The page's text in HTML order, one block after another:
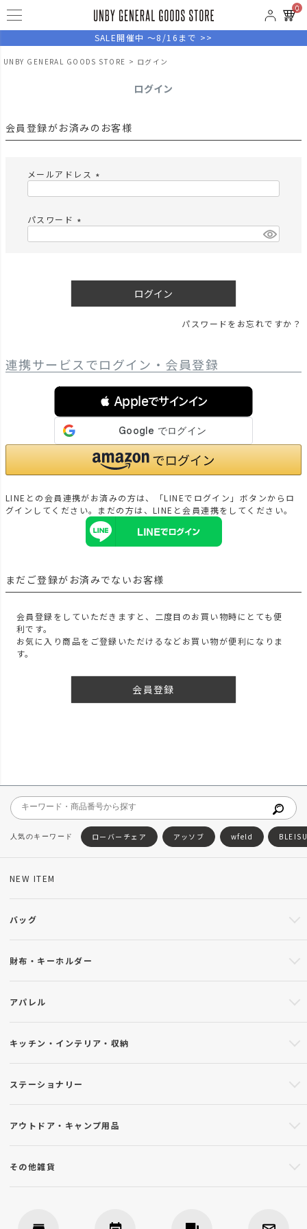
0
SALE開催中 ～8/16まで >>
UNBY GENERAL GOODS STORE ログイン
ログイン
会員登録がお済みのお客様
メールアドレス
)
パスワード
ログイン
パスワードをお忘れですか？
連携サービスでログイン・会員登録
 Appleでサインイン
LINEとの会員連携がお済みの方は、「LINEでログイン」ボタンからロ
グインしてください。まだの方は、LINEと会員連携をしてください。
まだご登録がお済みでないお客様
会員登録をしていただきますと、二度目のお買い物時にとても便
利です。
お気に入り商品をご登録いただけるなどお買い物が便利になりま
す。
会員登録
ローバーチェア アッソブ wfeld
NEW ITEM
バッグ
財布・キーホルダー
アパレル
キッチン・インテリア・収納
ステーショナリー
アウトドア・キャンプ用品
その他雑貨